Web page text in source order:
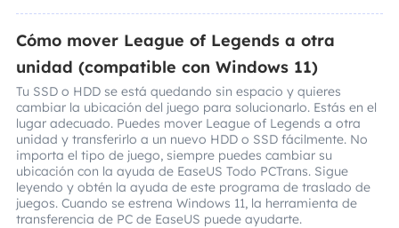
Cómo mover League of Legends a otra
unidad (compatible con Windows 11)
Tu SSD o HDD se está quedando sin espacio y quieres
cambiar la ubicación del juego para solucionarlo. Estás en el
lugar adecuado. Puedes mover League of Legends a otra
unidad y transferirlo a un nuevo HDD o SSD fácilmente. No
importa el tipo de juego, siempre puedes cambiar su
ubicación con la ayuda de EaseUS Todo PCTrans. Sigue
leyendo y obtén la ayuda de este programa de traslado de
juegos. Cuando se estrena Windows 11, la herramienta de
transferencia de PC de EaseUS puede ayudarte.